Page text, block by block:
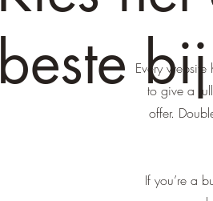
Every
to give a
offer.
If you’re a
beste